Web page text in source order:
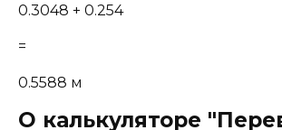
0.3048 + 0.254
=
0.5588 м
О калькуляторе